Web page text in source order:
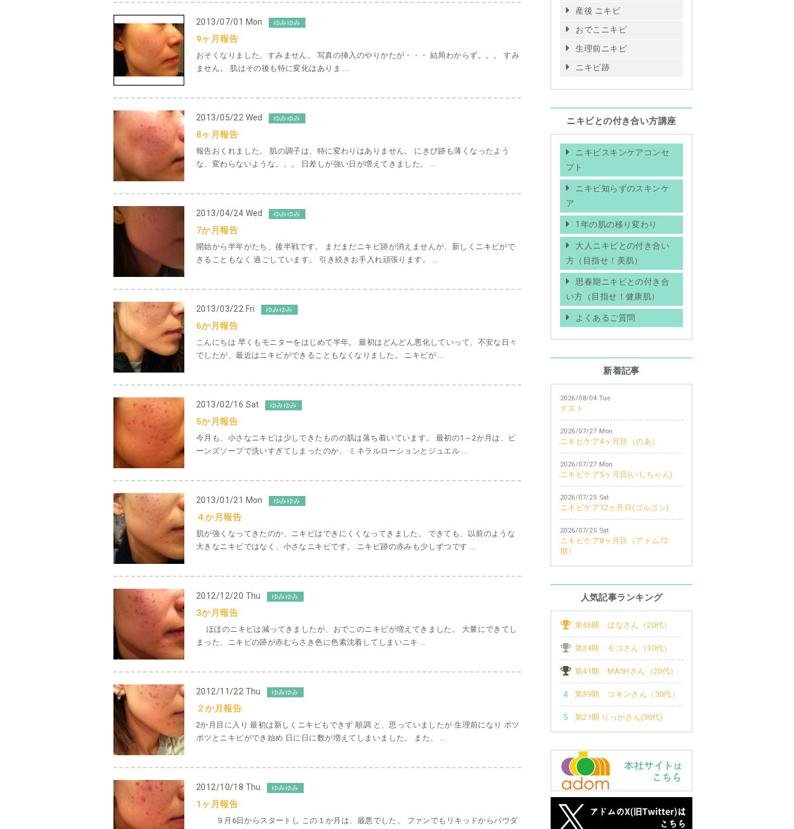
2013/07/01 Mon ゆみゆみ
9ヶ月報告
おそくなりました。すみません。 写真の挿入のやりかたが・・・ 結局わからず。。。 すみ
ません。 肌はその後も特に変化はありま ...
2013/05/22 Wed ゆみゆみ
8ヶ月報告
報告おくれました。 肌の調子は、特に変わりはありません。 にきび跡も薄くなったよう
な、変わらないような。。。 日差しが強い日が増えてきました。 ...
2013/04/24 Wed ゆみゆみ
7か月報告
開始から半年がたち、後半戦です。 まだまだニキビ跡が消えませんが、新しくニキビがで
きることもなく 過ごしています。 引き続きお手入れ頑張ります。 ...
2013/03/22 Fri ゆみゆみ
6か月報告
こんにちは 早くもモニターをはじめて半年。 最初はどんどん悪化していって、不安な日々
でしたが、最近はニキビができることもなくなりました。 ニキビが ...
2013/02/16 Sat ゆみゆみ
5か月報告
今月も、小さなニキビは少しできたものの肌は落ち着いています。 最初の1～2か月は、ビ
ーンズソープで洗いすぎてしまったのか、 ミネラルローションとジュエル ...
2013/01/21 Mon ゆみゆみ
４か月報告
肌が強くなってきたのか、ニキビはできにくくなってきました。 できても、以前のような
大きなニキビではなく、小さなニキビです。 ニキビ跡の赤みも少しずつです ...
2012/12/20 Thu ゆみゆみ
3か月報告
ほほのニキビは減ってきましたが、おでこのニキビが増えてきました。 大量にできてし
まった、ニキビの跡が赤むらさき色に色素沈着してしまいニキ ...
2012/11/22 Thu ゆみゆみ
２か月報告
2か月目に入り 最初は新しくニキビもできず 順調 と、思っていましたが 生理前になり ポツ
ポツとニキビができ始め 日に日に数が増えてしまいました。 また、 ...
2012/10/18 Thu ゆみゆみ
1ヶ月報告
９月6日からスタートし この１か月は、最悪でした。 ファンでもリキッドからパウダ
産後 ニキビ
おでこニキビ
生理前ニキビ
ニキビ跡
ニキビとの付き合い方講座
ニキビスキンケアコンセ
プト
ニキビ知らずのスキンケ
ア
1年の肌の移り変わり
大人ニキビとの付き合い
方（目指せ！美肌）
思春期ニキビとの付き合
い方（目指せ！健康肌）
よくあるご質問
新着記事
2026/08/04 Tue
テスト
2026/07/27 Mon
ニキビケア4ヶ月目（のあ）
2026/07/27 Mon
ニキビケア5ヶ月目(いしちゃん)
2026/07/25 Sat
ニキビケア12ヶ月目(ゴルゴン)
2026/07/25 Sat
ニキビケア8ヶ月目（アドム72
期）
人気記事ランキング
第46期 はなさん（20代）
第34期 モコさん（30代）
第41期 MASHさん（20代）
第39期 コキンさん（30代）
第21期 りっかさん(30代)